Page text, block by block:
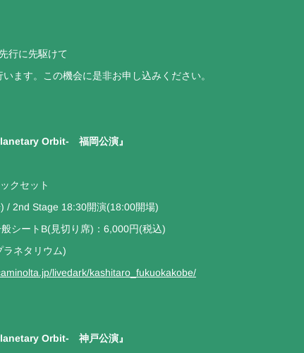
行に先駆けて
ます。この機会に是非お申し込みください。
Orbit- 福岡公演』
クセット
/ 2nd Stage 18:30開演(18:00開場)
シートB(見切り席)：6,000円(税込)
ネタリウム)
livedark/kashitaro_fukuokakobe/
Orbit- 神戸公演』